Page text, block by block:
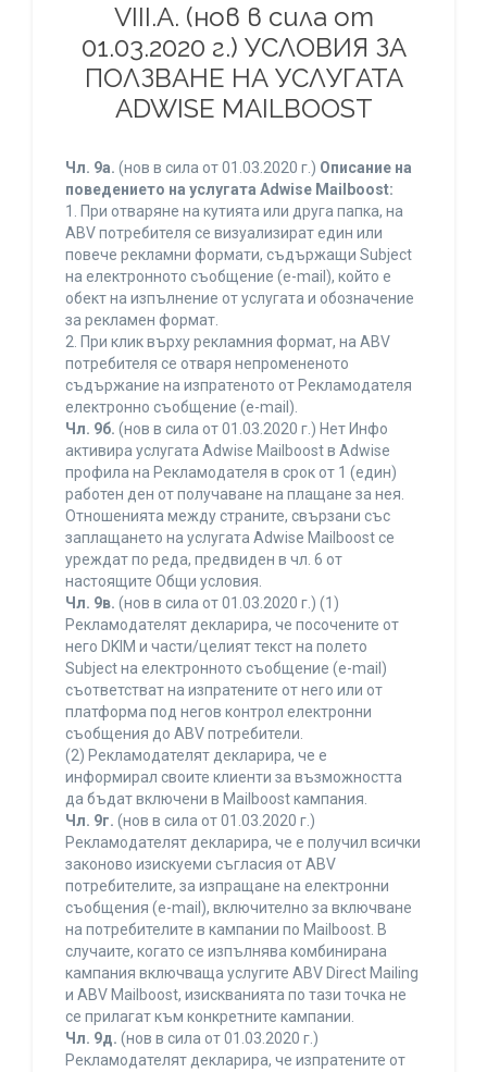
VIII.A. (нов в сила от
01.03.2020 г.) УСЛОВИЯ ЗА
ПОЛЗВАНЕ НА УСЛУГАТА
ADWISE MAILBOOST
Чл. 9а. (нов в сила от 01.03.2020 г.) Описание на
поведението на услугата Adwise Mailboost:
1. При отваряне на кутията или друга папка, на
ABV потребителя се визуализират един или
повече рекламни формати, съдържащи Subject
на електронното съобщение (e-mail), който е
обект на изпълнение от услугата и обозначение
за рекламен формат.
2. При клик върху рекламния формат, на ABV
потребителя се отваря непромененото
съдържание на изпратеното от Рекламодателя
електронно съобщение (e-mail).
Чл. 9б. (нов в сила от 01.03.2020 г.) Нет Инфо
активира услугата Adwise Mailboost в Adwise
профила на Рекламодателя в срок от 1 (един)
работен ден от получаване на плащане за нея.
Отношенията между страните, свързани със
заплащането на услугата Adwise Mailboost се
уреждат по реда, предвиден в чл. 6 от
настоящите Общи условия.
Чл. 9в. (нов в сила от 01.03.2020 г.) (1)
Рекламодателят декларира, че посочените от
него DKIM и части/целият текст на полето
Subject на електронното съобщение (e-mail)
съответстват на изпратените от него или от
платформа под негов контрол електронни
съобщения до ABV потребители.
(2) Рекламодателят декларира, че е
информирал своите клиенти за възможността
да бъдат включени в Mailboost кампания.
Чл. 9г. (нов в сила от 01.03.2020 г.)
Рекламодателят декларира, че е получил всички
законово изискуеми съгласия от ABV
потребителите, за изпращане на електронни
съобщения (e-mail), включително за включване
на потребителите в кампании по Mailboost. В
случаите, когато се изпълнява комбинирана
кампания включваща услугите ABV Direct Mailing
и ABV Mailboost, изискванията по тази точка не
се прилагат към конкретните кампании.
Чл. 9д. (нов в сила от 01.03.2020 г.)
Рекламодателят декларира, че изпратените от